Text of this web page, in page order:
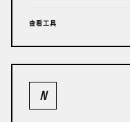
查看工具
N